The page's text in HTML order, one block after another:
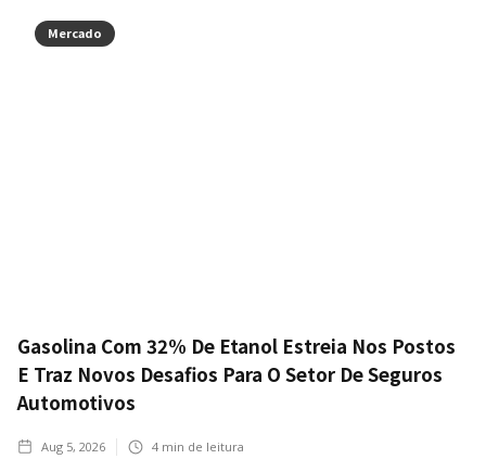
Mercado
Gasolina Com 32% De Etanol Estreia Nos Postos
E Traz Novos Desafios Para O Setor De Seguros
Automotivos
Aug 5, 2026 4 min de leitura